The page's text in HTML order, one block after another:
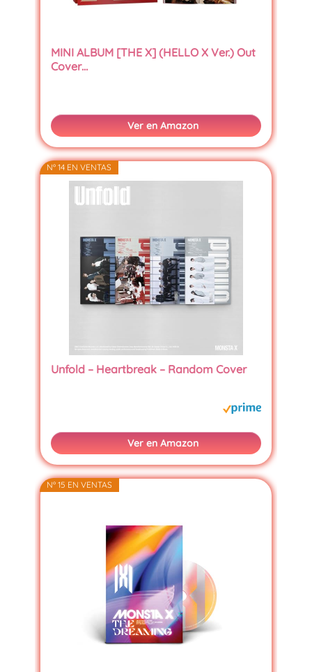
MINI ALBUM [THE X] (HELLO X Ver.) Out
Cover…
Ver en Amazon
Nº 14 EN VENTAS
Unfold – Heartbreak – Random Cover
Ver en Amazon
Nº 15 EN VENTAS